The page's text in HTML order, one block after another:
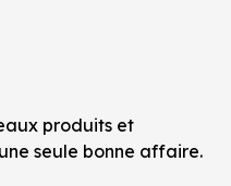
produits et
seule bonne affaire.